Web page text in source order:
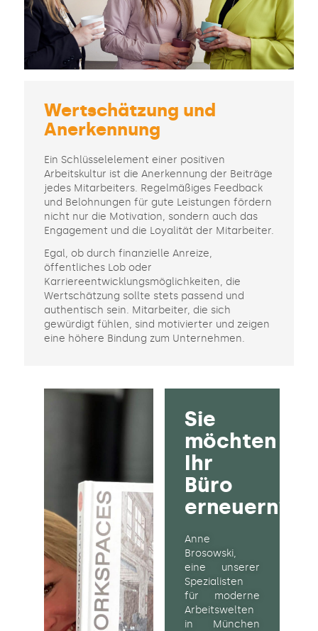
Wertschätzung und
Anerkennung
Ein Schlüsselelement einer positiven
Arbeitskultur ist die Anerkennung der Beiträge
jedes Mitarbeiters. Regelmäßiges Feedback
und Belohnungen für gute Leistungen fördern
nicht nur die Motivation, sondern auch das
Engagement und die Loyalität der Mitarbeiter.
Egal, ob durch finanzielle Anreize,
öffentliches Lob oder
Karriereentwicklungsmöglichkeiten, die
Wertschätzung sollte stets passend und
authentisch sein. Mitarbeiter, die sich
gewürdigt fühlen, sind motivierter und zeigen
eine höhere Bindung zum Unternehmen.
Sie
möchten
Ihr
Büro
erneuern?
Anne
Brosowski,
eine unserer
Spezialisten
für moderne
Arbeitswelten
in München